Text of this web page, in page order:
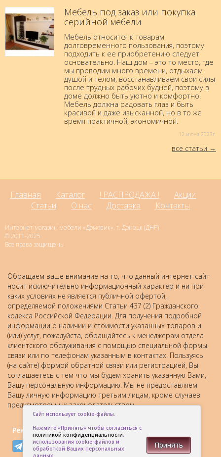
Мебель под заказ или покупка
серийной мебели
Мебель относится к товарам
долговременного пользования, поэтому
подходить к ее приобретению следует
основательно. Наш дом – это то место, где
мы проводим много времени, отдыхаем
душой и телом, восстанавливаем свои силы
после трудных рабочих будней, поэтому в
доме должно быть уютно и комфортно.
Мебель должна радовать глаз и быть
красивой и даже изысканной, но в то же
время практичной, экономичной.
12 июня 2023г.
все статьи
Главная Каталог ! РАСПРОДАЖА !
Акции
Статьи
О нас Доставка Контакты
Интернет-магазин мебели «Домовик», г. Донецк (ДНР)
© 2011-2025
Все права защищены
Обращаем ваше внимание на то, что данный интернет-сайт
носит исключительно информационный характер и ни при
каких условиях не является публичной офертой,
определяемой положениями Статьи 437 (2) Гражданского
кодекса Российской Федерации. Для получения подробной
информации о наличии и стоимости указанных товаров и
(или) услуг, пожалуйста, обращайтесь к менеджерам отдела
клиентского обслуживания с помощью специальной формы
связи или по телефонам указанным в контактах. Пользуясь
(на сайте) формой обратной связи или регистрацией, Вы
соглашаетесь с тем что мы будем хранить указанную Вами,
Вашу персональную информацию. Мы не предоставляем
Вашу личную информацию третьим лицам, кроме случаев
предусмотренных законодательством.
Рекомендовать друзьям:
Сайт использует cookie-файлы.
Нажмите «Принять» чтобы согласиться с
политикой конфиденциальности,
использования cookie-файлов и
обработкой Ваших персональных
данных.
Принять